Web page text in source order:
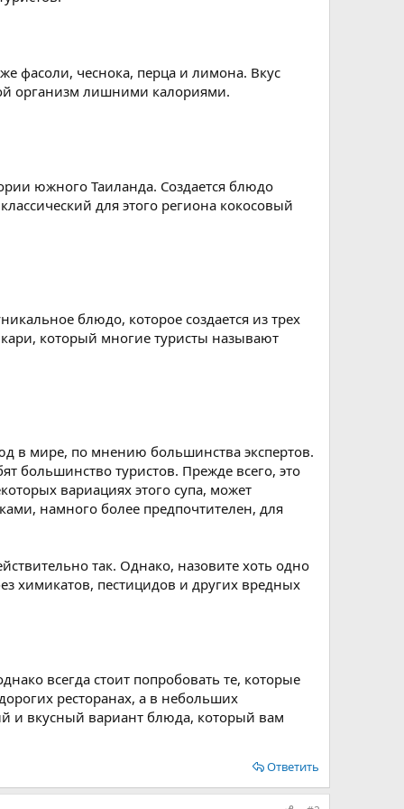
фасоли, чеснока, перца и лимона. Вкус
организм лишними калориями.
южного Таиланда. Создается блюдо
для этого региона кокосовый
блюдо, которое создается из трех
который многие туристы называют
в мире, по мнению большинства экспертов.
большинство туристов. Прежде всего, это
вариациях этого супа, может
намного более предпочтителен, для
так. Однако, назовите хоть одно
химикатов, пестицидов и других вредных
всегда стоит попробовать те, которые
ресторанах, а в небольших
и вкусный вариант блюда, который вам
Ответить